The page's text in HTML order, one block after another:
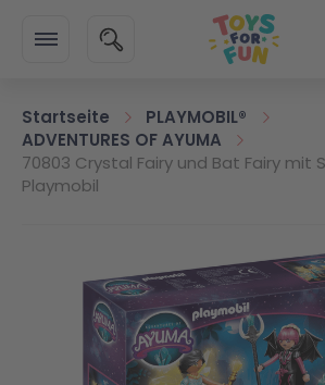
SUCHE
Startseite
PLAYMOBIL®
ADVENTURES OF AYUMA
70803 Crystal Fairy und Bat Fairy mit
Playmobil
Zum Ende der Bildgalerie springen